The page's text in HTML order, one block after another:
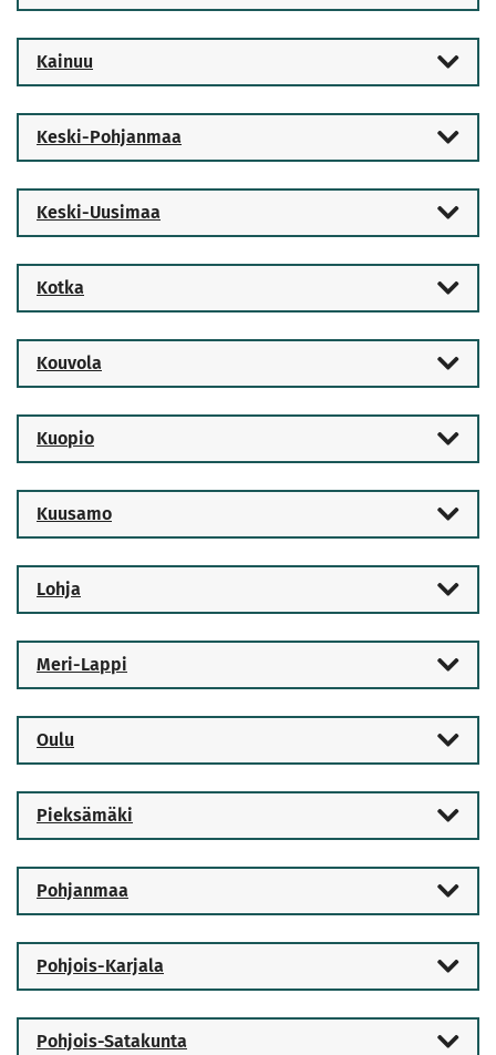
Kainuu
Keski-Pohjanmaa
Keski-Uusimaa
Kotka
Kouvola
Kuopio
Kuusamo
Lohja
Meri-Lappi
Oulu
Pieksämäki
Pohjanmaa
Pohjois-Karjala
Pohjois-Satakunta